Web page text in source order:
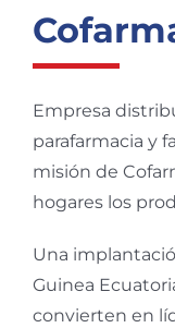
Empresa
parafarmacia y
misión de
hogares los
Una
Guinea
convierten en